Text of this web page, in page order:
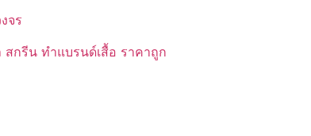
จร
กรีน ทำแบรนด์เสื้อ ราคาถูก